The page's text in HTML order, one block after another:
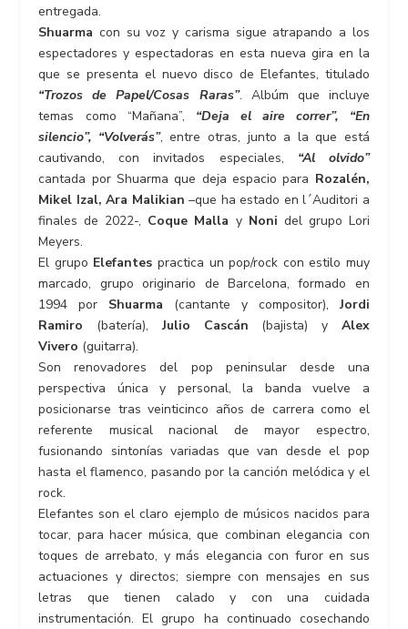
entregada.
Shuarma con su voz y carisma sigue atrapando a los
espectadores y espectadoras en esta nueva gira en la
que se presenta el nuevo disco de Elefantes, titulado
“Trozos de Papel/Cosas Raras”. Albúm que incluye
temas como “Mañana”, “Deja el aire correr”, “En
silencio”, “Volverás”, entre otras, junto a la que está
cautivando, con invitados especiales, “Al olvido”
cantada por Shuarma que deja espacio para Rozalén,
Mikel Izal, Ara Malikian –que ha estado en l´Auditori a
finales de 2022-, Coque Malla y Noni del grupo Lori
Meyers.
El grupo Elefantes practica un pop/rock con estilo muy
marcado, grupo originario de Barcelona, formado en
1994 por Shuarma (cantante y compositor),Jordi
Ramiro (batería),Julio Cascán (bajista) y Alex
Vivero (guitarra).
Son renovadores del pop peninsular desde una
perspectiva única y personal, la banda vuelve a
posicionarse tras veinticinco años de carrera como el
referente musical nacional de mayor espectro,
fusionando sintonías variadas que van desde el pop
hasta el flamenco, pasando por la canción melódica y el
rock.
Elefantes son el claro ejemplo de músicos nacidos para
tocar, para hacer música, que combinan elegancia con
toques de arrebato, y más elegancia con furor en sus
actuaciones y directos; siempre con mensajes en sus
letras que tienen calado y con una cuidada
instrumentación. El grupo ha continuado cosechando